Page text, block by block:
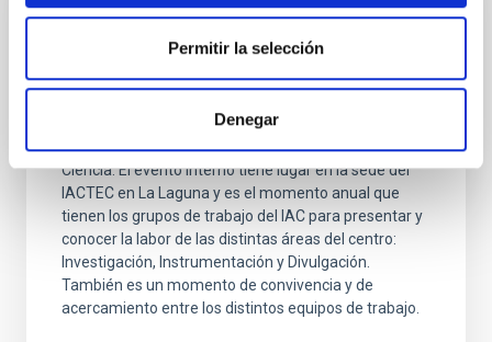
Permitir la selección
Denegar
El Instituto de Astrofísica de Canarias
celebra su XV edición del Día de Nuestra
Ciencia
El Instituto de Astrofísica de Canarias celebra este
viernes, 7 de junio, la XV edición del Día de Nuestra
Ciencia. El evento interno tiene lugar en la sede del
IACTEC en La Laguna y es el momento anual que
tienen los grupos de trabajo del IAC para presentar y
conocer la labor de las distintas áreas del centro:
Investigación, Instrumentación y Divulgación.
También es un momento de convivencia y de
acercamiento entre los distintos equipos de trabajo.